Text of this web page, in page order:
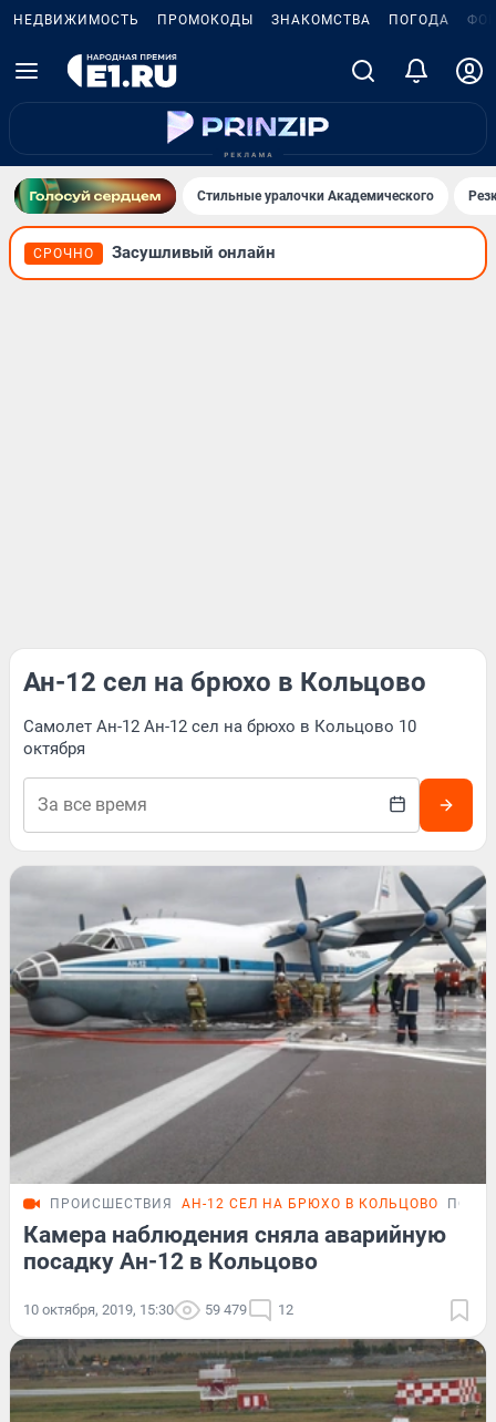
НЕДВИЖИМОСТЬ ПРОМОКОДЫ ЗНАКОМСТВА ПОГОДА
Стильные уралочки Академического
СРОЧНО Засушливый онлайн
Ан-12 сел на брюхо в Кольцово
Самолет Ан-12 Ан-12 сел на брюхо в Кольцово 10
октября
ПРОИСШЕСТВИЯ АН-12 СЕЛ НА БРЮХО В КОЛЬЦОВО
Камера наблюдения сняла аварийную
посадку Ан-12 в Кольцово
10 октября, 2019, 15:30 59 479 12